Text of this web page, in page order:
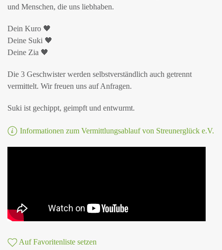
und Menschen, die uns liebhaben.
Dein Kuro 🖤
Deine Suki 🖤
Deine Zia 🖤
Die 3 Geschwister werden selbstverständlich auch getrennt
vermittelt. Wir freuen uns auf Anfragen.
Suki ist gechippt, geimpft und entwurmt.
Informationen zum Vermittlungsablauf von Streunerglück e.V.
Auf Favoritenliste setzen